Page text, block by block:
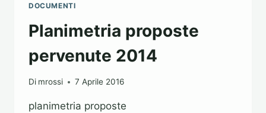
DOCUMENTI
Planimetria proposte
pervenute 2014
Di mrossi 7 Aprile 2016
planimetria proposte